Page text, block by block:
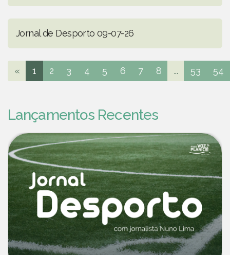
Jornal de Desporto 09-07-26
« 1 2 3 4 5 6 7 8 ... 53 54
Lançamentos Recentes